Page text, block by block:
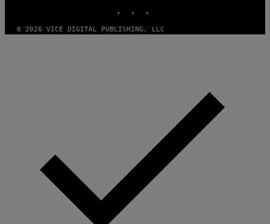
© 2026 VICE DIGITAL PUBLISHING, LLC